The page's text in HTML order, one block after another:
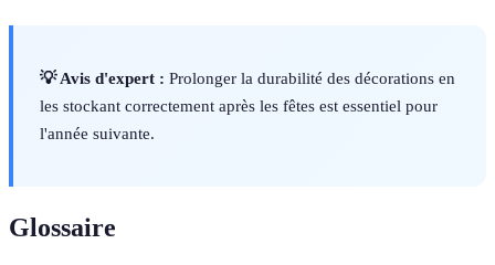
💡 Avis d'expert : Prolonger la durabilité des décorations en
les stockant correctement après les fêtes est essentiel pour
l'année suivante.
Glossaire